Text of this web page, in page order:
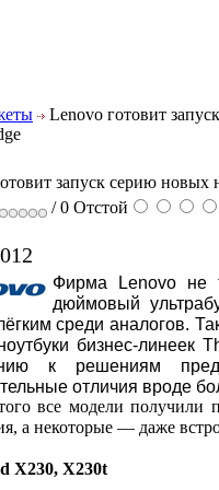
Lenovo готовит
запуск серию новых
/ 0 Отстой
Фирма Lenovo не
дюймовый
среди аналогов.
бизнес-линеек
к решениям
отличия вроде
все модели получили
а некоторые — даже
X230, X230t